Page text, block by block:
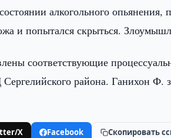
алкогольного опьянения,
и попытался скрыться.
соответствующие
района. Ганихон Ф.
X Facebook Скопировать